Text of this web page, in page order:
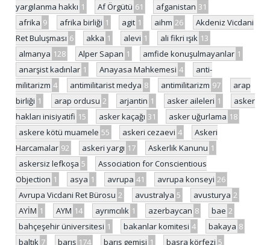
yargılanma hakkı 1 Af Örgütü 61 afganistan 31
afrika 9 afrika birliği 1 agit 1 aihm 26
Akdeniz Vicdani
Ret Buluşması 6 akka 1 alevi 1 ali fikri ışık 13
almanya 128 Alper Sapan 1 amfide konuşulmayanlar 1
anarşist kadınlar 1 Anayasa Mahkemesi 4
anti-
militarizm 4 antimilitarist medya 8 antimilitarizm 97
arap
birliği 1 arap ordusu 2 arjantin 1 asker aileleri 1
asker
hakları inisiyatifi 15 asker kaçağı 31 asker uğurlama 18
askere kötü muamele 55 askeri cezaevi 4
Askeri
Harcamalar 92 askeri yargı 17 Askerlik Kanunu 1
askersiz lefkoşa 5
Association for Conscientious
Objection 1 asya 1 avrupa 41 avrupa konseyi 26
Avrupa Vicdani Ret Bürosu 2 avustralya 5 avusturya 2
AYİM 1 AYM 14 ayrımcılık 1 azerbaycan 8 bae 2
bahçeşehir üniversitesi 1 bakanlar komitesi 4 bakaya 8
baltık 7 barış 174 barış gemisi 1 basra körfezi 5